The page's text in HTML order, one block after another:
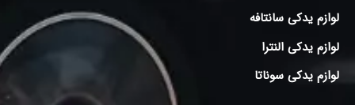
لوازم یدکی سانتافه
لوازم یدکی النترا
لوازم یدکی سوناتا